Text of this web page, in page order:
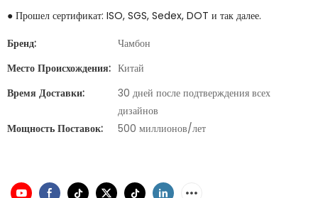
● Прошел сертификат: ISO, SGS, Sedex, DOT и так далее.
Бренд:
Чамбон
Место Происхождения: Китай
Время Доставки:
30 дней после подтверждения всех
дизайнов
Мощность Поставок:
500 миллионов/лет